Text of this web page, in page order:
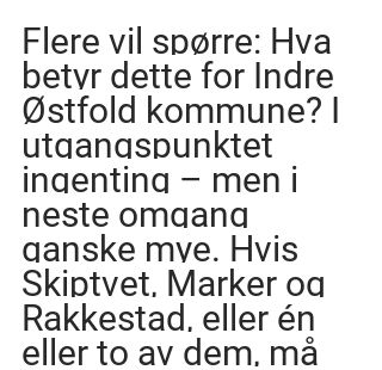
Flere vil spørre: Hva
betyr dette for Indre
Østfold kommune? I
utgangspunktet
ingenting – men i
neste omgang
ganske mye. Hvis
Skiptvet, Marker og
Rakkestad, eller én
eller to av dem, må